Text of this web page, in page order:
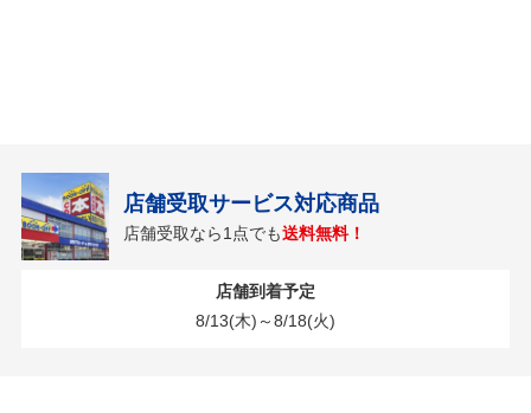
店舗受取サービス対応商品
店舗受取なら1点でも送料無料！
店舗到着予定
8/13(木)～8/18(火)